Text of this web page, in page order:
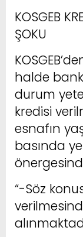
KOSGEB
ŞOKU
halde
durum
kredisi
esnafın
basında
“-Söz